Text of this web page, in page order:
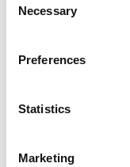
Selection
Necessary
Preferences
Statistics
Marketing
personale. In